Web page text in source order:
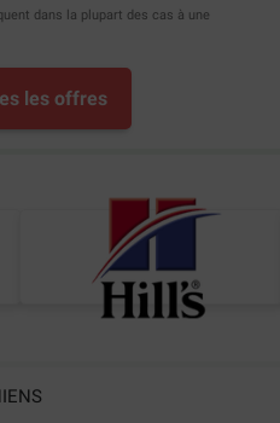
dans la plupart des cas à une
les offres